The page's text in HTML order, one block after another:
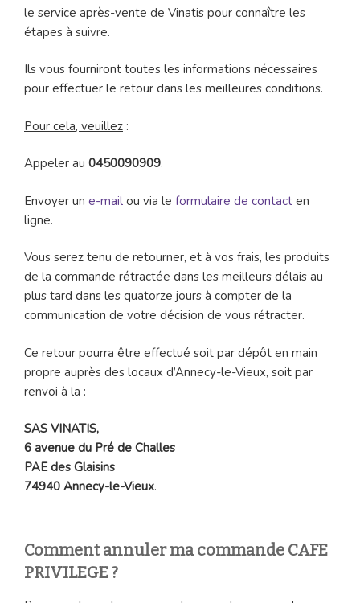
le service après-vente de Vinatis pour connaître les
étapes à suivre.
Ils vous fourniront toutes les informations nécessaires
pour effectuer le retour dans les meilleures conditions.
Pour cela, veuillez :
Appeler au 0450090909.
Envoyer un e-mail ou via le formulaire de contact en
ligne.
Vous serez tenu de retourner, et à vos frais, les produits
de la commande rétractée dans les meilleurs délais au
plus tard dans les quatorze jours à compter de la
communication de votre décision de vous rétracter.
Ce retour pourra être effectué soit par dépôt en main
propre auprès des locaux d’Annecy-le-Vieux, soit par
renvoi à la :
SAS VINATIS,
6 avenue du Pré de Challes
PAE des Glaisins
74940 Annecy-le-Vieux.
Comment annuler ma commande CAFE
PRIVILEGE ?